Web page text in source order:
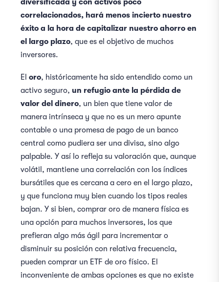
diversificada y con activos poco
correlacionados, hará menos incierto nuestro
éxito a la hora de capitalizar nuestro ahorro en
el largo plazo, que es el objetivo de muchos
inversores.
El oro, históricamente ha sido entendido como un
activo seguro, un refugio ante la pérdida de
valor del dinero, un bien que tiene valor de
manera intrínseca y que no es un mero apunte
contable o una promesa de pago de un banco
central como pudiera ser una divisa, sino algo
palpable. Y así lo refleja su valoración que, aunque
volátil, mantiene una correlación con los índices
bursátiles que es cercana a cero en el largo plazo,
y que funciona muy bien cuando los tipos reales
bajan. Y si bien, comprar oro de manera física es
una opción para muchos inversores, los que
prefieran algo más ágil para incrementar o
disminuir su posición con relativa frecuencia,
pueden comprar un ETF de oro físico. El
inconveniente de ambas opciones es que no existe